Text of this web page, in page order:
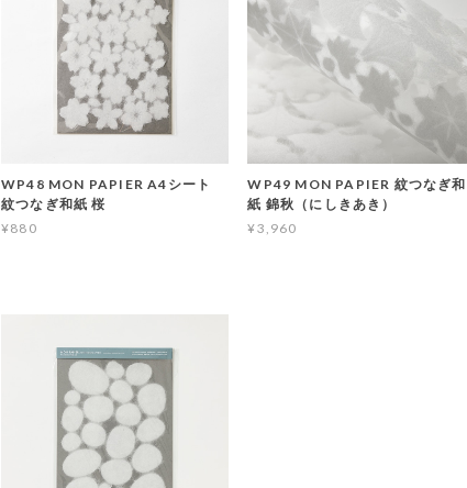
WP48 MON PAPIER A4シート
紋つなぎ和紙 桜
¥880
WP49 MON PAPIER 紋つなぎ和
紙 錦秋（にしきあき）
¥3,960